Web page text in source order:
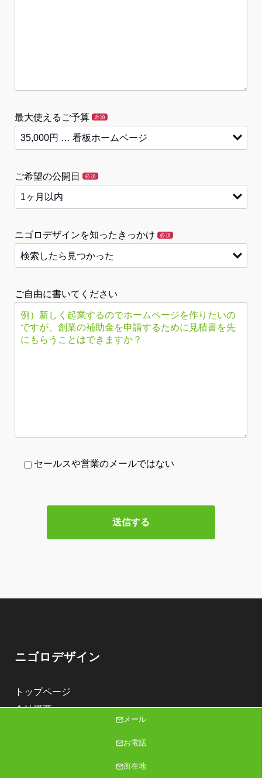
最大使えるご予算 必須
ご希望の公開日 必須
ニゴロデザインを知ったきっかけ 必須
ご自由に書いてください
セールスや営業のメールではない
ニゴロデザイン
トップページ
会社概要
メール
お電話
所在地